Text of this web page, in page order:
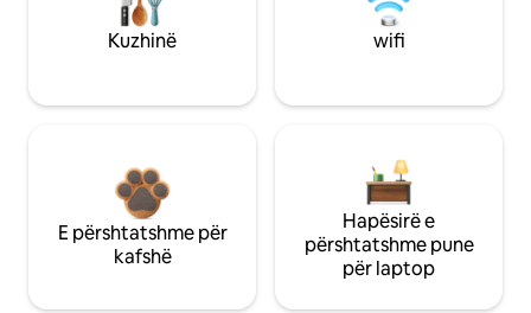
Kuzhinë wifi
E përshtatshme për
kafshë
Hapësirë e
përshtatshme pune
për laptop